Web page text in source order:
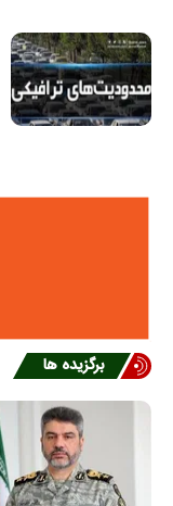
برگزیده ها